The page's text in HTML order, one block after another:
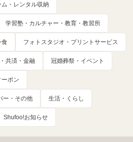
・レンタル収納
学習塾・カルチャー・教育・教習所
食 フォトスタジオ・プリントサービス
共済・金融 冠婚葬祭・イベント
ポン
ー・その他 生活・くらし
Shufoo!お知らせ